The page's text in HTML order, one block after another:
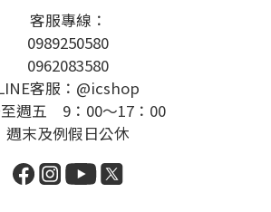
客服專線：
0989250580
0962083580
客服：@icshop
週五 9：00～17：00
週末及例假日公休